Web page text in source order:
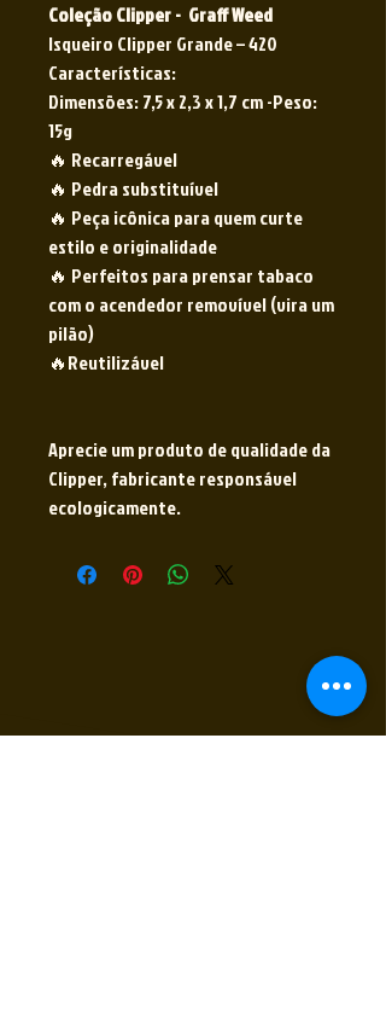
Coleção Clipper - Graff Weed
Isqueiro Clipper Grande – 420
Características:
Dimensões: 7,5 x 2,3 x 1,7 cm -Peso:
15g
🔥 Recarregável
🔥 Pedra substituível
🔥 Peça icônica para quem curte
estilo e originalidade
🔥 Perfeitos para prensar tabaco
com o acendedor removível (vira um
pilão)
🔥Reutilizável
Aprecie um produto de qualidade da
Clipper, fabricante responsável
ecologicamente.